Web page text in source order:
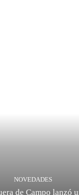
NOVEDADES
de Campo lanzó